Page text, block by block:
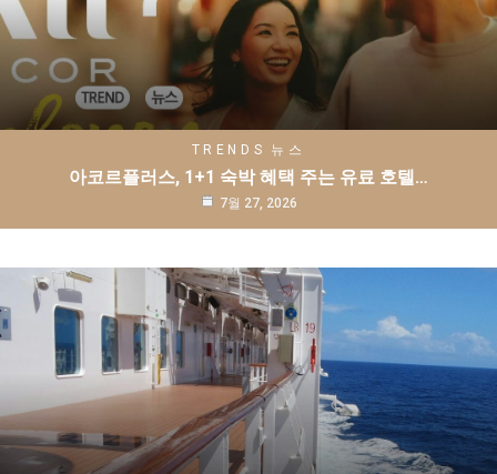
TRENDS 뉴스
아코르플러스, 1+1 숙박 혜택 주는 유료 호텔…
7월 27, 2026